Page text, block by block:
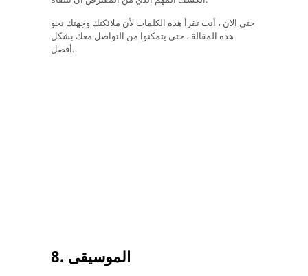
حتى الآن ، أنت تقرأ هذه الكلمات لأن ملائكتك وجهتك نحو
هذه المقالة ، حتى يتمكنوا من التواصل معك بشكل
أفضل.
8. الموسيقى